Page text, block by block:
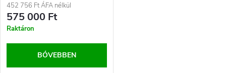
452 756 Ft ÁFA nélkül
575 000 Ft
Raktáron
BŐVEBBEN